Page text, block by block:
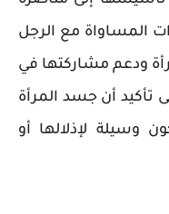
المساواة مع الرجل
ودعم مشاركتها في
تأكيد أن جسد المرأة
وسيلة لإذلالها أو